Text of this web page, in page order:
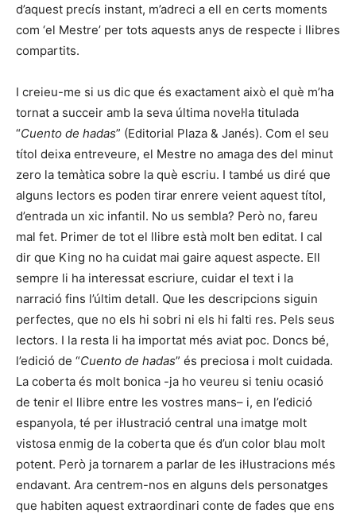
d’aquest precís instant, m’adreci a ell en certs moments
com ‘el Mestre’ per tots aquests anys de respecte i llibres
compartits.
I creieu-me si us dic que és exactament això el què m’ha
tornat a succeir amb la seva última novel·la titulada
“Cuento de hadas” (Editorial Plaza & Janés). Com el seu
títol deixa entreveure, el Mestre no amaga des del minut
zero la temàtica sobre la què escriu. I també us diré que
alguns lectors es poden tirar enrere veient aquest títol,
d’entrada un xic infantil. No us sembla? Però no, fareu
mal fet. Primer de tot el llibre està molt ben editat. I cal
dir que King no ha cuidat mai gaire aquest aspecte. Ell
sempre li ha interessat escriure, cuidar el text i la
narració fins l’últim detall. Que les descripcions siguin
perfectes, que no els hi sobri ni els hi falti res. Pels seus
lectors. I la resta li ha importat més aviat poc. Doncs bé,
l’edició de “Cuento de hadas” és preciosa i molt cuidada.
La coberta és molt bonica -ja ho veureu si teniu ocasió
de tenir el llibre entre les vostres mans– i, en l’edició
espanyola, té per il·lustració central una imatge molt
vistosa enmig de la coberta que és d’un color blau molt
potent. Però ja tornarem a parlar de les il·lustracions més
endavant. Ara centrem-nos en alguns dels personatges
que habiten aquest extraordinari conte de fades que ens